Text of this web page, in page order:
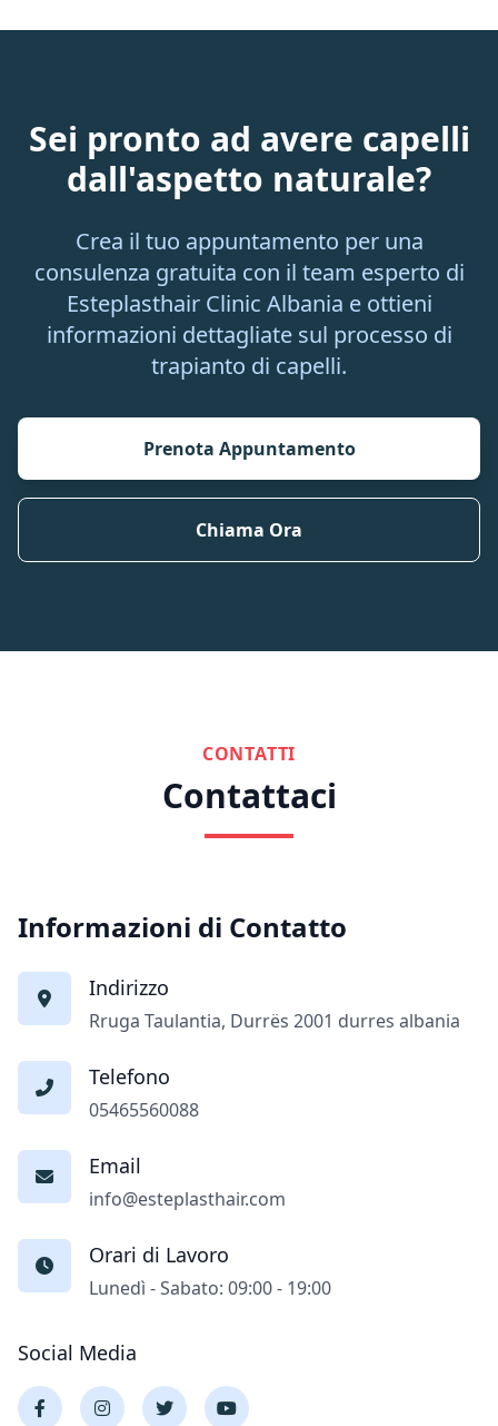
Sei pronto ad avere capelli
dall'aspetto naturale?
Crea il tuo appuntamento per una
consulenza gratuita con il team esperto di
Esteplasthair Clinic Albania e ottieni
informazioni dettagliate sul processo di
trapianto di capelli.
Prenota Appuntamento
Chiama Ora
CONTATTI
Contattaci
Informazioni di Contatto
Indirizzo
Rruga Taulantia, Durrës 2001 durres albania
Telefono
05465560088
Email
info@esteplasthair.com
Orari di Lavoro
Lunedì - Sabato: 09:00 - 19:00
Social Media